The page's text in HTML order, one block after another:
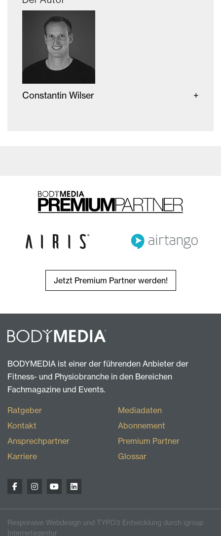
Constantin Wilser
Jetzt Premium Partner werden!
BODYMEDIA ist einer der führenden Anbieter der
Fitness- und Physiobranche in den Bereichen
Fachmagazine und Events.
Ratgeber
Kontakt
Ansprechpartner
Karriere
Mediadaten
Abonnement
Premium Partner
Glossar
Responsive Webdesign und TYPO3 Entwicklung durch igroup
Internetagentur